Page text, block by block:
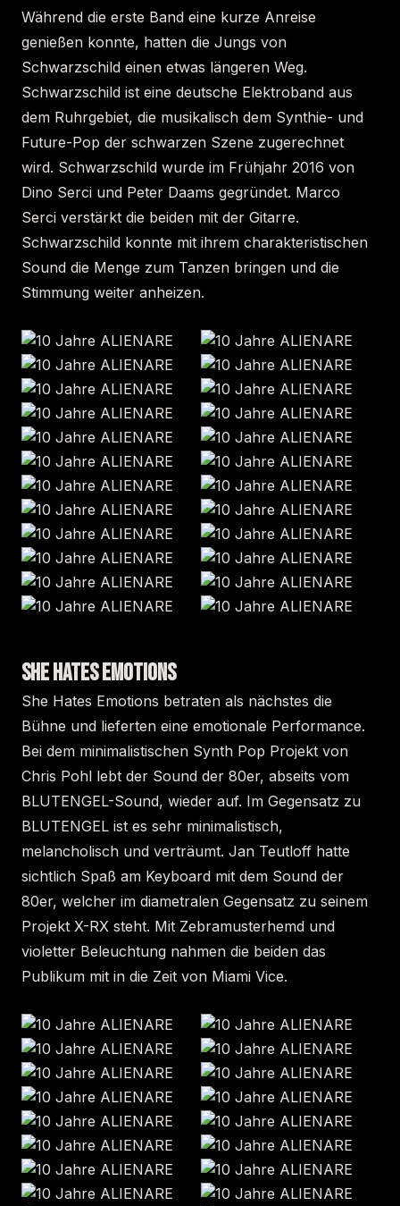
Während die erste Band eine kurze Anreise
genießen konnte, hatten die Jungs von
Schwarzschild einen etwas längeren Weg.
Schwarzschild ist eine deutsche Elektroband aus
dem Ruhrgebiet, die musikalisch dem Synthie- und
Future-Pop der schwarzen Szene zugerechnet
wird. Schwarzschild wurde im Frühjahr 2016 von
Dino Serci und Peter Daams gegründet. Marco
Serci verstärkt die beiden mit der Gitarre.
Schwarzschild konnte mit ihrem charakteristischen
Sound die Menge zum Tanzen bringen und die
Stimmung weiter anheizen.
SHE HATES EMOTIONS
She Hates Emotions betraten als nächstes die
Bühne und lieferten eine emotionale Performance.
Bei dem minimalistischen Synth Pop Projekt von
Chris Pohl lebt der Sound der 80er, abseits vom
BLUTENGEL-Sound, wieder auf. Im Gegensatz zu
BLUTENGEL ist es sehr minimalistisch,
melancholisch und verträumt. Jan Teutloff hatte
sichtlich Spaß am Keyboard mit dem Sound der
80er, welcher im diametralen Gegensatz zu seinem
Projekt X-RX steht. Mit Zebramusterhemd und
violetter Beleuchtung nahmen die beiden das
Publikum mit in die Zeit von Miami Vice.